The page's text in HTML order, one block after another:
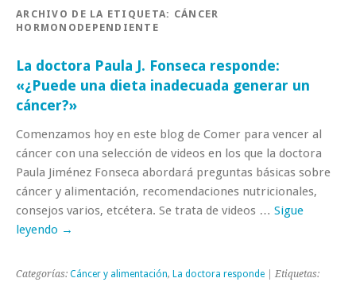
ARCHIVO DE LA ETIQUETA: CÁNCER
HORMONODEPENDIENTE
La doctora Paula J. Fonseca responde:
«¿Puede una dieta inadecuada generar un
cáncer?»
Comenzamos hoy en este blog de Comer para vencer al
cáncer con una selección de videos en los que la doctora
Paula Jiménez Fonseca abordará preguntas básicas sobre
cáncer y alimentación, recomendaciones nutricionales,
consejos varios, etcétera. Se trata de videos … Sigue
leyendo →
Categorías: Cáncer y alimentación, La doctora responde | Etiquetas: